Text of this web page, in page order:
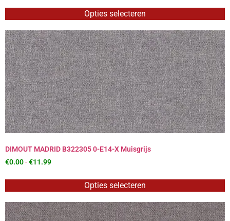
Opties selecteren
DIMOUT MADRID B322305 0-E14-X Muisgrijs
€0.00-€11.99
Opties selecteren